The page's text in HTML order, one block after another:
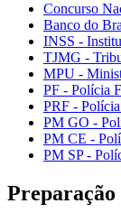
Concurso
Banco do
INSS -
TJMG -
MPU -
PF - Polícia
PRF -
PM GO -
PM CE -
PM SP -